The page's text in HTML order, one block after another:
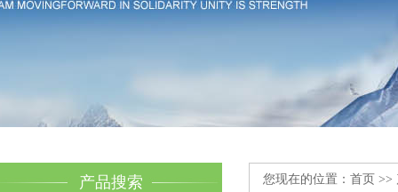
产品搜索 您现在的位置： 首页 >>